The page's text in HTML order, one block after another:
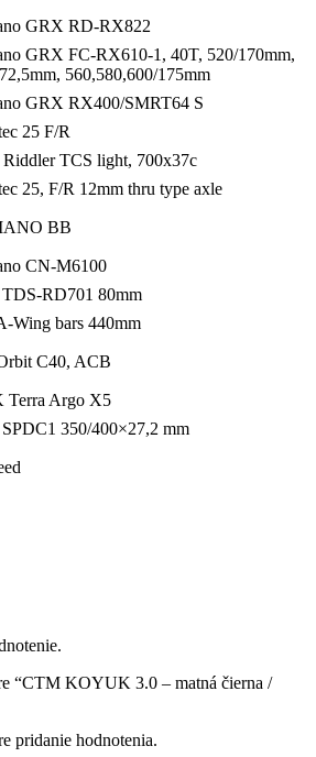
GRX RD-RX822
GRX FC-RX610-1, 40T, 520/170mm,
560,580,600/175mm
GRX RX400/SMRT64 S
25 F/R
TCS light, 700x37c
25, F/R 12mm thru type axle
BB
CN-M6100
RD701 80mm
Wing bars 440mm
C40, ACB
Terra Argo X5
350/400×27,2 mm
“CTM KOYUK 3.0 – matná čierna /
pridanie hodnotenia.